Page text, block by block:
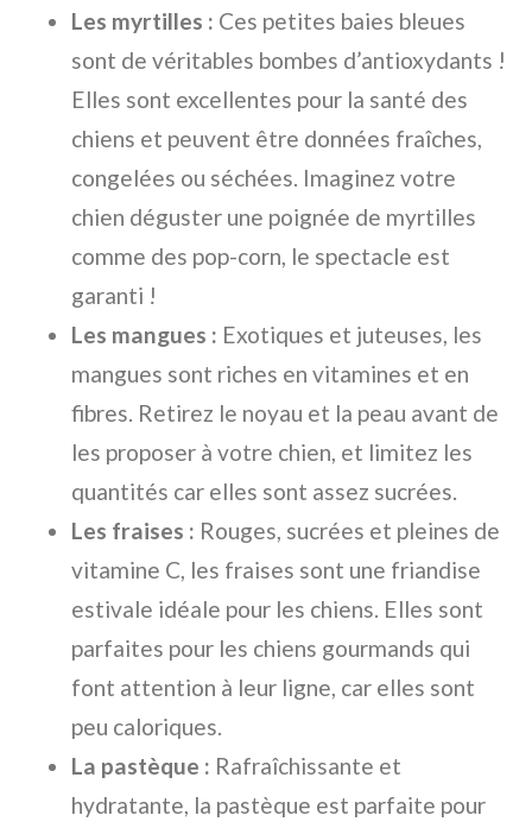
Les myrtilles : Ces petites baies bleues
sont de véritables bombes d’antioxydants !
Elles sont excellentes pour la santé des
chiens et peuvent être données fraîches,
congelées ou séchées. Imaginez votre
chien déguster une poignée de myrtilles
comme des pop-corn, le spectacle est
garanti !
Les mangues : Exotiques et juteuses, les
mangues sont riches en vitamines et en
fibres. Retirez le noyau et la peau avant de
les proposer à votre chien, et limitez les
quantités car elles sont assez sucrées.
Les fraises : Rouges, sucrées et pleines de
vitamine C, les fraises sont une friandise
estivale idéale pour les chiens. Elles sont
parfaites pour les chiens gourmands qui
font attention à leur ligne, car elles sont
peu caloriques.
La pastèque : Rafraîchissante et
hydratante, la pastèque est parfaite pour